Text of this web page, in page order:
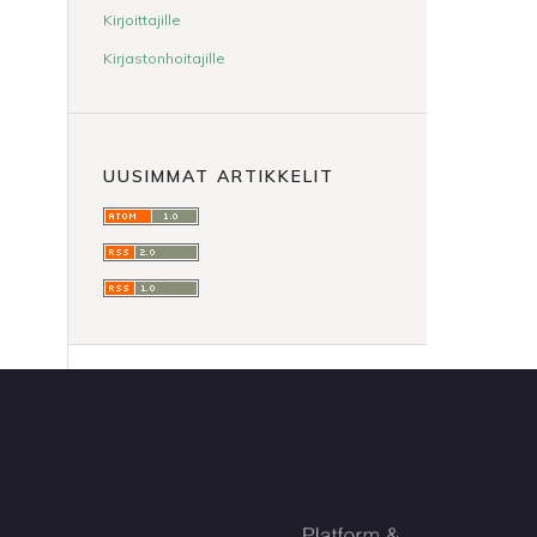
Kirjoittajille
Kirjastonhoitajille
UUSIMMAT ARTIKKELIT